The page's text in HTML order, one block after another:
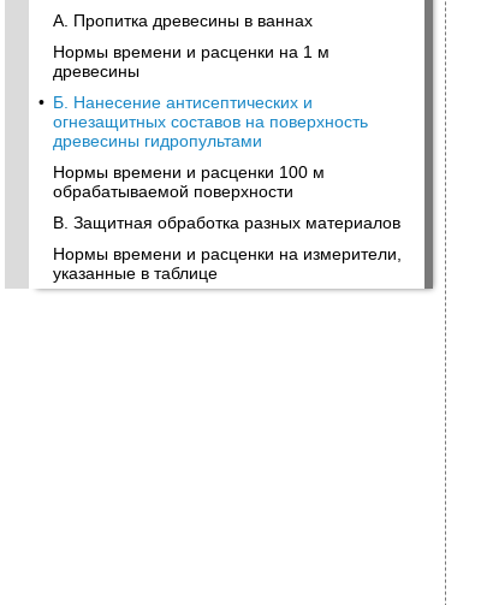
А. Пропитка древесины в ваннах
Нормы времени и расценки на 1 м
древесины
• Б. Нанесение антисептических и
огнезащитных составов на поверхность
древесины гидропультами
Нормы времени и расценки 100 м
обрабатываемой поверхности
В. Защитная обработка разных материалов
Нормы времени и расценки на измерители,
указанные в таблице